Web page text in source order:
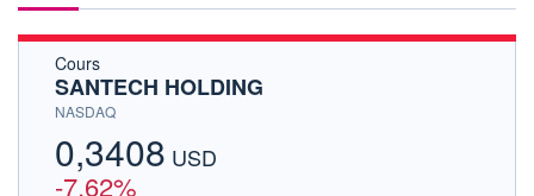
Cours
SANTECH HOLDING
NASDAQ
0,3408 USD
-7,62%